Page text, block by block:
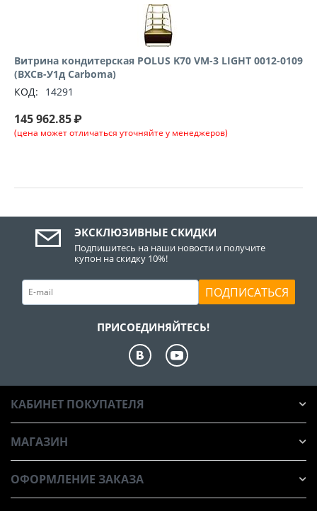
Витрина кондитерская POLUS K70 VM-3 LIGHT 0012-0109
(ВХСв-У1д Carboma)
КОД:
14291
145 962.85₽
(цена может отличаться уточняйте у менеджеров)
ЭКСКЛЮЗИВНЫЕ СКИДКИ
Подпишитесь на наши новости и получите
купон на скидку 10%!
ПОДПИСАТЬСЯ
ПРИСОЕДИНЯЙТЕСЬ!
КАБИНЕТ ПОКУПАТЕЛЯ
МАГАЗИН
ОФОРМЛЕНИЕ ЗАКАЗА